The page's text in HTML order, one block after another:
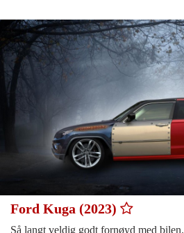
Ford Kuga (2023)
Så langt veldig godt fornøyd med bilen.